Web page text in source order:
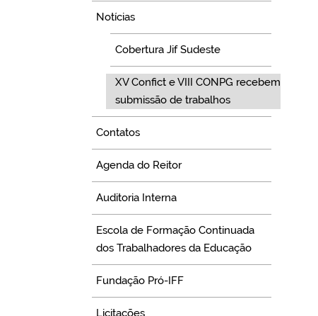
Notícias
Cobertura Jif Sudeste
XV Confict e VIII CONPG recebem
submissão de trabalhos
Contatos
Agenda do Reitor
Auditoria Interna
Escola de Formação Continuada
dos Trabalhadores da Educação
Fundação Pró-IFF
Licitações